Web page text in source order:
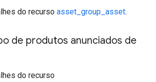
do recurso asset_group_asset.
de produtos anunciados de
do recurso